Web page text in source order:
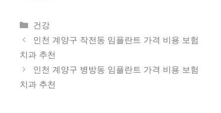
카
테
리
건강
인천 계양구 작전동 임플란트 가격 비용 보험
치과 추천
인천 계양구 병방동 임플란트 가격 비용 보험
치과 추천